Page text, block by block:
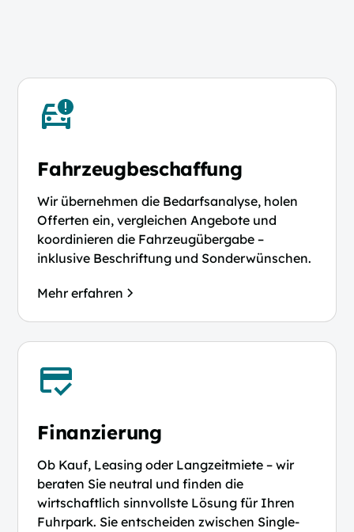
Fahrzeugbeschaffung
Wir übernehmen die Bedarfsanalyse, holen
Offerten ein, vergleichen Angebote und
koordinieren die Fahrzeugübergabe –
inklusive Beschriftung und Sonderwünschen.
Mehr erfahren
Finanzierung
Ob Kauf, Leasing oder Langzeitmiete – wir
beraten Sie neutral und finden die
wirtschaftlich sinnvollste Lösung für Ihren
Fuhrpark. Sie entscheiden zwischen Single-